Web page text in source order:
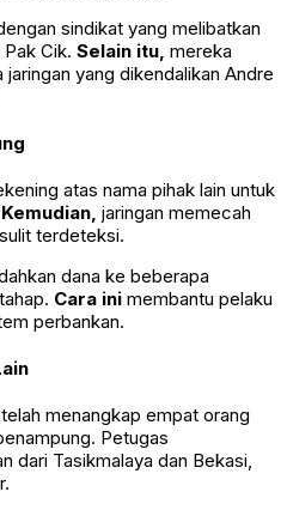
sindikat yang melibatkan
Cik. Selain itu, mereka
yang dikendalikan Andre
atas nama pihak lain untuk
Kemudian, jaringan memecah
terdeteksi.
dana ke beberapa
Cara ini membantu pelaku
perbankan.
menangkap empat orang
Petugas
dari Tasikmalaya dan Bekasi,